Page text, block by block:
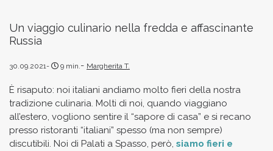
Un viaggio culinario nella fredda e affascinante
Russia
30.09.2021 9 min. Margherita T.
È risaputo: noi italiani andiamo molto fieri della nostra
tradizione culinaria. Molti di noi, quando viaggiano
all’estero, vogliono sentire il “sapore di casa” e si recano
presso ristoranti “italiani” spesso (ma non sempre)
discutibili. Noi di Palati a Spasso, però, siamo fieri e